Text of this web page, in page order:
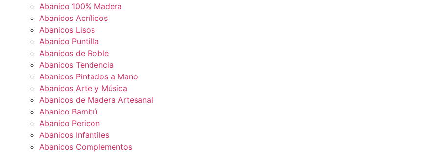
Abanico 100% Madera
Abanicos Acrílicos
Abanicos Lisos
Abanico Puntilla
Abanicos de Roble
Abanicos Tendencia
Abanicos Pintados a Mano
Abanicos Arte y Música
Abanicos de Madera Artesanal
Abanico Bambú
Abanico Pericon
Abanicos Infantiles
Abanicos Complementos